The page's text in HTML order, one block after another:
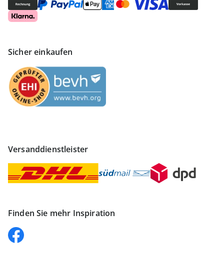
Sicher einkaufen
Versanddienstleister
Finden Sie mehr Inspiration